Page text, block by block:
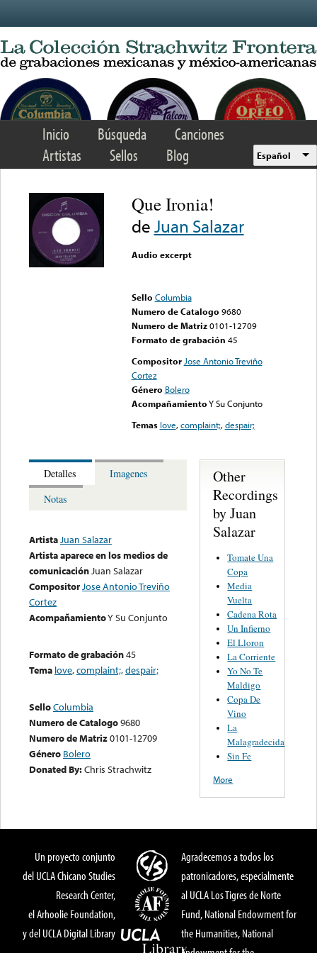
Inicio Búsqueda
Canciones
Artistas
Sellos Blog Español
Que Ironia!
deJuan Salazar
Audio excerpt
Sello Columbia
Numero de Catalogo 9680
Numero de Matriz 0101-12709
Formato de grabación 45
Compositor Jose Antonio Treviño
Cortez
Género Bolero
AcompañamientoY Su Conjunto
Temas love,complaint;,despair;
Detalles
Imagenes
Notas
ArtistaJuan Salazar
Artista aparece en los medios de
comunicaciónJuan Salazar
CompositorJose Antonio Treviño
Cortez
AcompañamientoY Su Conjunto
Formato de grabación45
Tema love,complaint;,despair;
SelloColumbia
Numero de Catalogo9680
Numero de Matriz0101-12709
Género Bolero
Donated By:Chris Strachwitz
Other
Recordings
by Juan
Salazar
Tomate Una
Copa
Media
Vuelta
Cadena Rota
Un Infierno
El Lloron
La Corriente
Yo No Te
Maldigo
Copa De
Vino
La
Malagradecida
Sin Fe
More
Un proyecto conjunto
del UCLA Chicano Studies
Research Center,
el Arhoolie Foundation,
y del UCLA Digital Library
Agradecemos a todos los
patronicadores, especialmente
al UCLA Los Tigres de Norte
Fund, National Endowment for
the Humanities, National